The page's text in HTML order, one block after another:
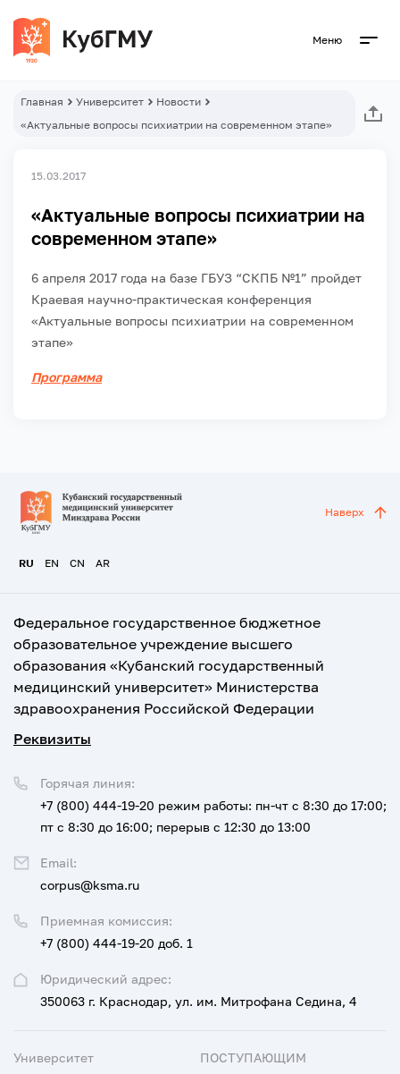
Меню
Главная Университет
Новости
«Актуальные вопросы психиатрии на современном этапе»
15.03.2017
«Актуальные вопросы психиатрии на
современном этапе»
6 апреля 2017 года на базе ГБУЗ “СКПБ №1” пройдет
Краевая научно-практическая конференция
«Актуальные вопросы психиатрии на современном
этапе»
Программа
RU EN CN AR
Наверх
Федеральное государственное бюджетное
образовательное учреждение высшего
образования «Кубанский государственный
медицинский университет» Министерства
здравоохранения Российской Федерации
Реквизиты
Юридический адрес:
350063 г. Краснодар, ул. им. Митрофана Седина, 4
Приемная комиссия:
+7 (800) 444-19-20 доб. 1
Горячая линия:
+7 (800) 444-19-20 режим работы: пн-чт с 8:30 до 17:00;
пт с 8:30 до 16:00; перерыв с 12:30 до 13:00
Email:
corpus@ksma.ru
Университет ПОСТУПАЮЩИМ